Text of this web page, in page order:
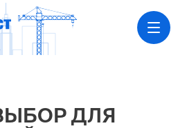
ДЛЯ